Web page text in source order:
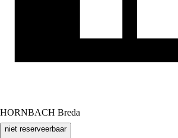
HORNBACH Breda
niet reserveerbaar